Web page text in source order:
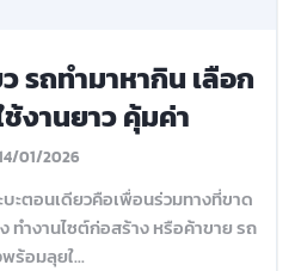
รถทำมาหากิน เลือก
ช้งานยาว คุ้มค่า
01/2026
ะตอนเดียวคือเพื่อนร่วมทางที่ขาด
ทำงานไซต์ก่อสร้าง หรือค้าขาย รถ
ร้อมลุยใ...